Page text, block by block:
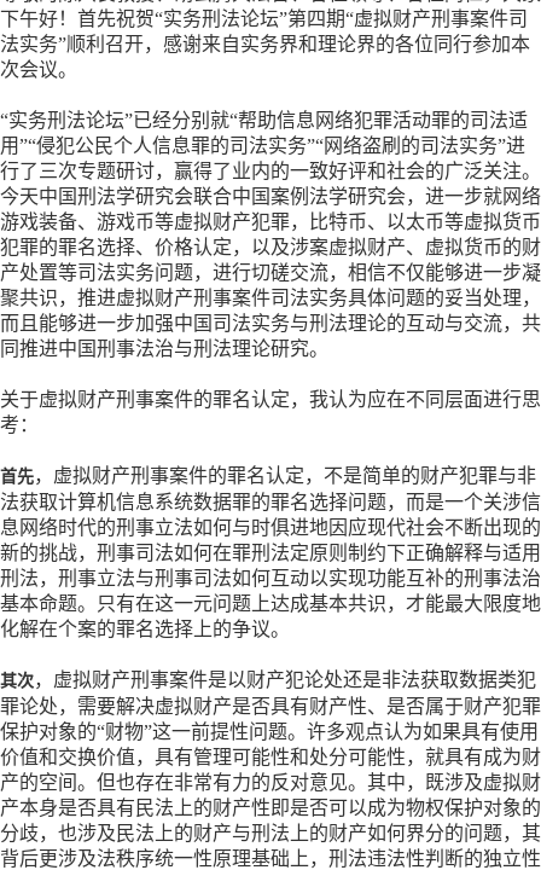
下午好！首先祝贺“实务刑法论坛”第四期“虚拟财产刑事案件司
法实务”顺利召开，感谢来自实务界和理论界的各位同行参加本
次会议。
“实务刑法论坛”已经分别就“帮助信息网络犯罪活动罪的司法适
用”“侵犯公民个人信息罪的司法实务”“网络盗刷的司法实务”进
行了三次专题研讨，赢得了业内的一致好评和社会的广泛关注。
今天中国刑法学研究会联合中国案例法学研究会，进一步就网络
游戏装备、游戏币等虚拟财产犯罪，比特币、以太币等虚拟货币
犯罪的罪名选择、价格认定，以及涉案虚拟财产、虚拟货币的财
产处置等司法实务问题，进行切磋交流，相信不仅能够进一步凝
聚共识，推进虚拟财产刑事案件司法实务具体问题的妥当处理，
而且能够进一步加强中国司法实务与刑法理论的互动与交流，共
同推进中国刑事法治与刑法理论研究。
关于虚拟财产刑事案件的罪名认定，我认为应在不同层面进行思
考：
首先，虚拟财产刑事案件的罪名认定，不是简单的财产犯罪与非
法获取计算机信息系统数据罪的罪名选择问题，而是一个关涉信
息网络时代的刑事立法如何与时俱进地因应现代社会不断出现的
新的挑战，刑事司法如何在罪刑法定原则制约下正确解释与适用
刑法，刑事立法与刑事司法如何互动以实现功能互补的刑事法治
基本命题。只有在这一元问题上达成基本共识，才能最大限度地
化解在个案的罪名选择上的争议。
其次，虚拟财产刑事案件是以财产犯论处还是非法获取数据类犯
罪论处，需要解决虚拟财产是否具有财产性、是否属于财产犯罪
保护对象的“财物”这一前提性问题。许多观点认为如果具有使用
价值和交换价值，具有管理可能性和处分可能性，就具有成为财
产的空间。但也存在非常有力的反对意见。其中，既涉及虚拟财
产本身是否具有民法上的财产性即是否可以成为物权保护对象的
分歧，也涉及民法上的财产与刑法上的财产如何界分的问题，其
背后更涉及法秩序统一性原理基础上，刑法违法性判断的独立性